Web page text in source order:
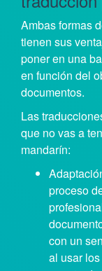
Ambas formas
tienen sus
poner en una
en función del
documentos.
Las
que no vas a
mandarín:
proceso
con un
al usar